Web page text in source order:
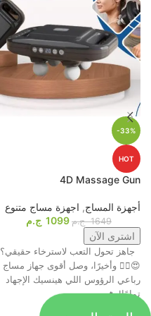
-33%
HOT
4D Massage Gun
أجهزة المساج, اجهزة مساج متنوع
1649 ج.م 1099 ج.م
اشترى الآن
جاهز تحول التعب لاسترخاء حقيقي؟
😍💆‍♂️ وأخيرًا، وصل أقوى جهاز مساج
رباعي الرؤوس اللي هينسيك الإجهاد
تمامًا! 🔥
الحق العرض